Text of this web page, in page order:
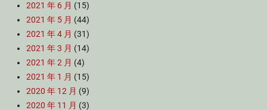
2021 年 6 月 (15)
2021 年 5 月 (44)
2021 年 4 月 (31)
2021 年 3 月 (14)
2021 年 2 月 (4)
2021 年 1 月 (15)
2020 年 12 月 (9)
2020 年 11 月 (3)